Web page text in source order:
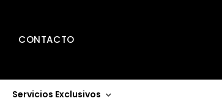
CONTACTO
Servicios Exclusivos